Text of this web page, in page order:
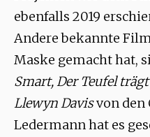
ebenfalls 2019
Andere bekannte
Maske gemacht hat,
Smart, Der Teufel
Llewyn Davisvon den
Ledermann hat es